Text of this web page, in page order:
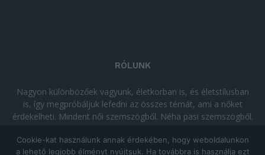
RÓLUNK
Nagyon különbözőek vagyunk, életkorban is, és életstílusban
is, így megpróbáljuk lefedni az összes témát, ami a nőket
érdekelheti. Mindent női szemszögből. Néha pasi szemszögből.
kikapcsolódásra vágysz!
Cookie-kat használunk annak érdekében, hogy weboldalunkon
a lehető legjobb élményt nyújtsuk. Ha továbbra is használja ezt